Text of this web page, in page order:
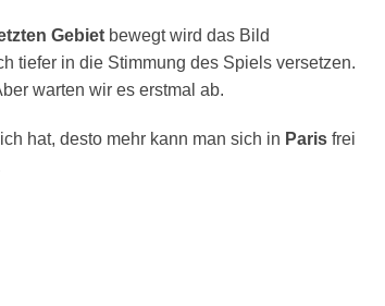
Gebietbewegt wird das Bild
tiefer in die Stimmung des Spiels versetzen.
warten wir es erstmal ab.
hat, desto mehr kann man sich in Paris frei